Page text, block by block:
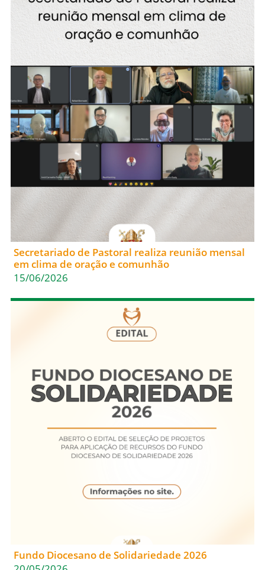
Secretariado de Pastoral realiza reunião mensal
em clima de oração e comunhão
15/06/2026
Fundo Diocesano de Solidariedade 2026